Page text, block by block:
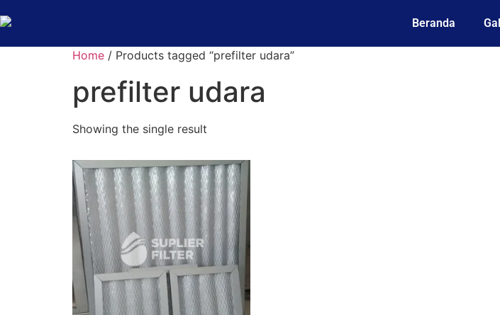
Beranda
Home / Products tagged “prefilter udara”
prefilter udara
Showing the single result